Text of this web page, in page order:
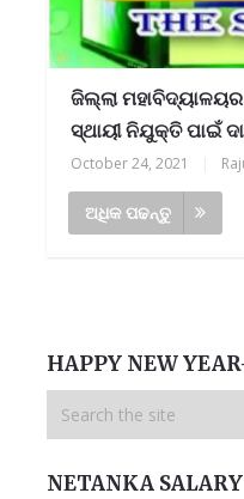
ଜିଲ୍ଲା
ସ୍ଥାୟୀ ନିଯୁକ୍ତି ପାଇଁ
October 24, 2021
ଅଧିକ ପଢନ୍ତୁ
HAPPY NEW
NETANKA